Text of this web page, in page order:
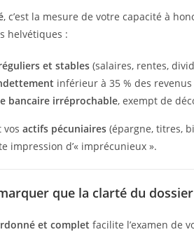
, c’est la mesure de votre capacité à
helvétiques :
et stables (salaires, rentes,
inférieur à 35 % des
bancaire irréprochable, exempt de
vos actifs pécuniaires (épargne, titres,
impression d’« imprécunieux ».
que la clarté du
et complet facilite l’examen de